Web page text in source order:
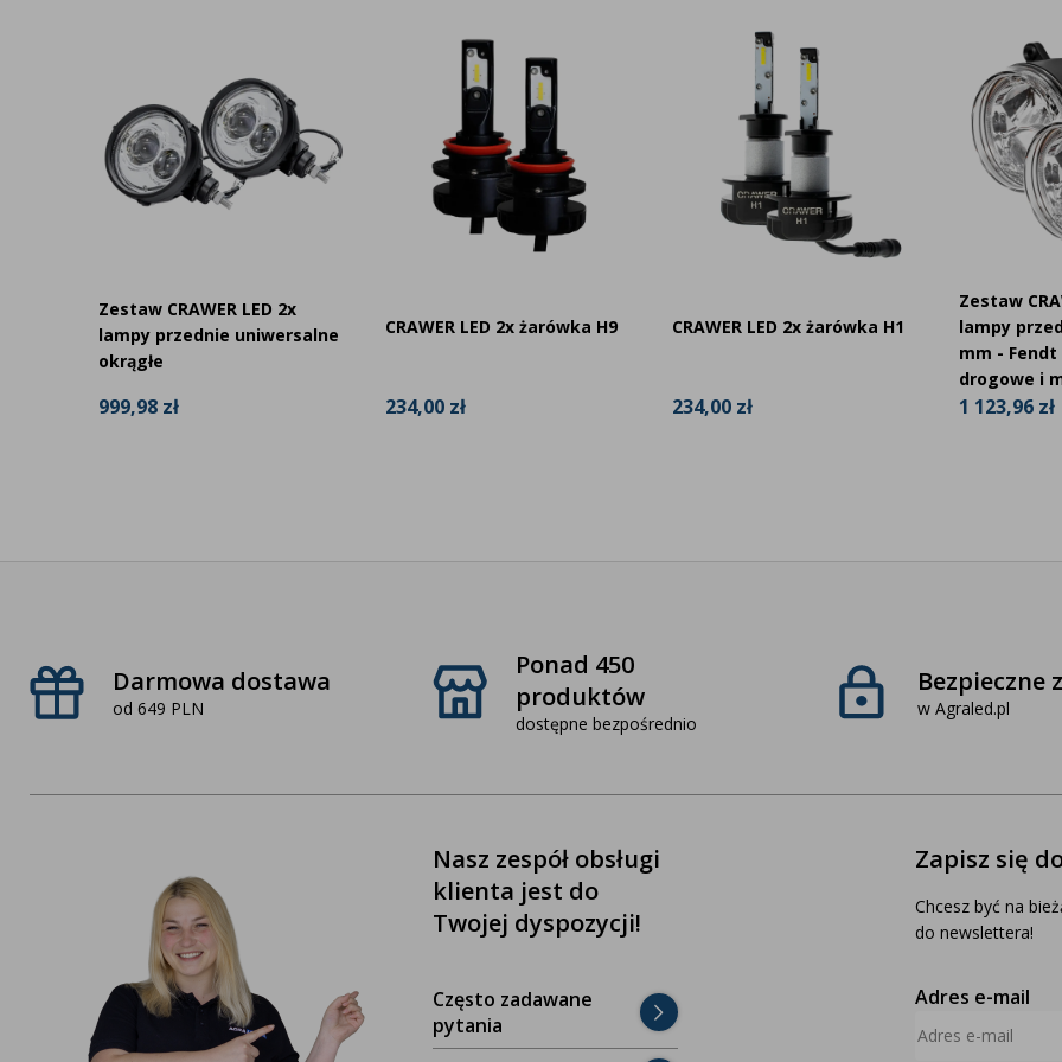
Marka CRAWER należy do marek unikatowych, nie spotykanych na rynku,
oferująca produkty PREMIUM.
Bezpieczną i wydajną pracę gwarantuje oświetlenie LED firmy AgraLED.pl.
Zestaw CRAWER LED 2x
lampy przednie uniwersalne
okrągłe
999,98 zł
CRAWER LED 2x żarówka H9
234,00 zł
CRAWER LED 2x żarówka H1
234,00 zł
Zestaw
lampy
mm - Fendt
drogowe i
1 123,96 zł
Darmowa dostawa
od 649 PLN
Ponad 450
produktów
dostępne bezpośrednio
Bezpieczne
w Agraled.pl
Nasz zespół obsługi
klienta jest do
Twojej dyspozycji!
Często zadawane
pytania
Zapisz się
Chcesz być na
do newslettera!
Adres e-mail